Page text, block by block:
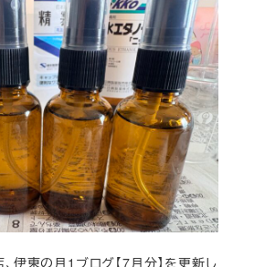
伊東の月1ブログ【7月分】を更新し